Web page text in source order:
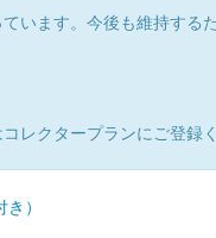
います。今後も維持す
レクタープランにご登録
）